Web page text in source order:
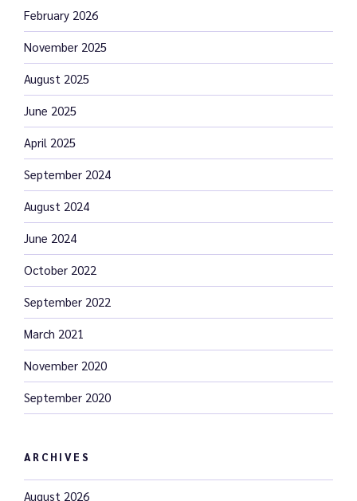
February 2026
November 2025
August 2025
June 2025
April 2025
September 2024
August 2024
June 2024
October 2022
September 2022
March 2021
November 2020
September 2020
ARCHIVES
August 2026